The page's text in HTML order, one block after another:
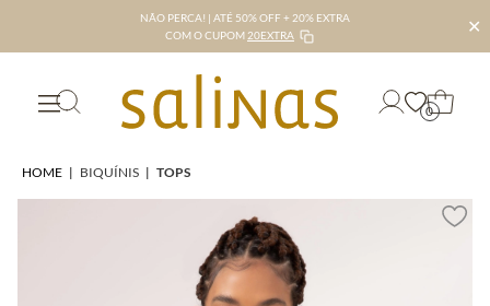
NÃO PERCA! | ATÉ 50% OFF + 20% EXTRA
COM O CUPOM 20EXTRA ✕
0
HOME | BIQUÍNIS | TOPS